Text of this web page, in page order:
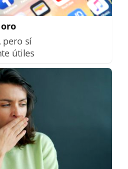
pero sí
útiles